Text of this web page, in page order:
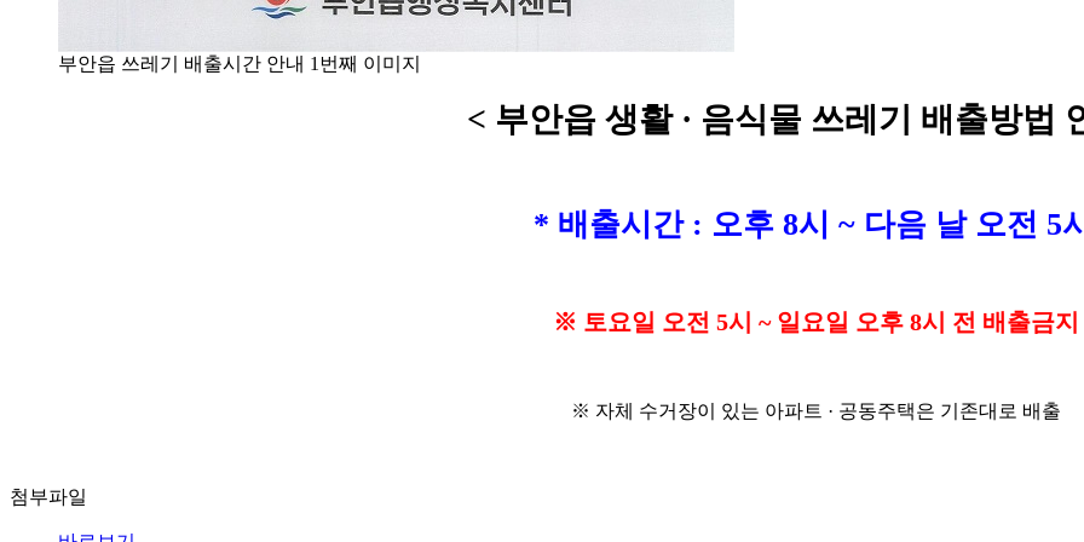
부안읍 쓰레기 배출시간 안내 1번째 이미지
< 부안읍 생활 · 음식물 쓰레기 배출방법
* 배출시간 : 오후 8시 ~ 다음 날 오전 5시
※ 토요일 오전 5시 ~ 일요일 오후 8시 전 배출금지
※ 자체 수거장이 있는 아파트 · 공동주택은 기존대로 배출
첨부파일